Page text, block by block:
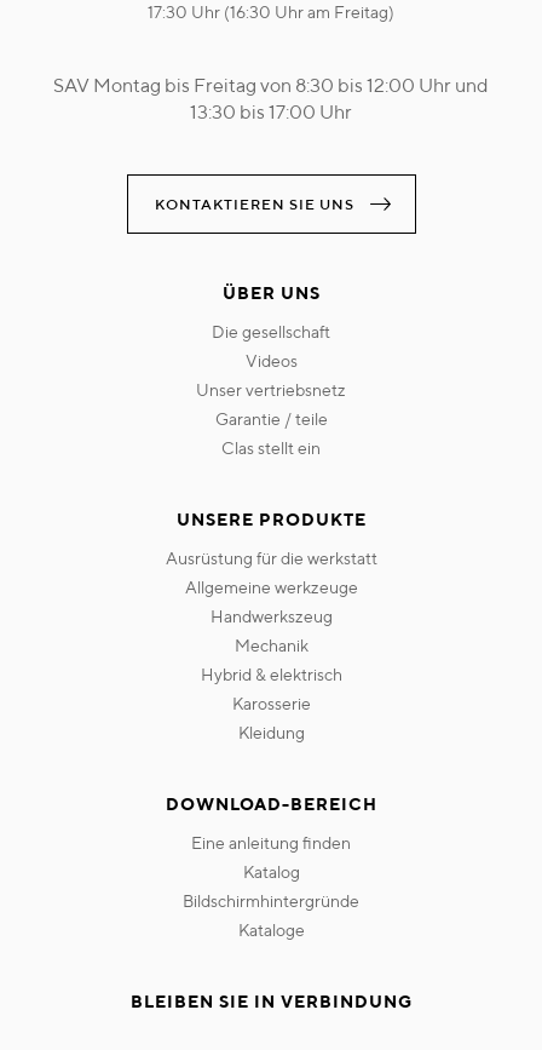
17:30 Uhr (16:30 Uhr am Freitag)
SAV Montag bis Freitag von 8:30 bis 12:00 Uhr und
13:30 bis 17:00 Uhr
KONTAKTIEREN SIE UNS
ÜBER UNS
die gesellschaft
videos
unser vertriebsnetz
garantie / teile
clas stellt ein
UNSERE PRODUKTE
ausrüstung für die werkstatt
allgemeine werkzeuge
handwerkszeug
mechanik
hybrid & elektrisch
karosserie
kleidung
DOWNLOAD-BEREICH
eine anleitung finden
katalog
bildschirmhintergründe
kataloge
BLEIBEN SIE IN VERBINDUNG